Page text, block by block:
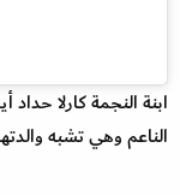
ابنة النجمة كارلا حداد
الناعم وهي تشبه